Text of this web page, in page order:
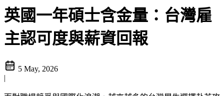
英國一年碩士含金量：台灣雇
主認可度與薪資回報
5 May, 2026
|